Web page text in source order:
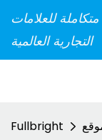
للعلامات
التجارية العالمية
Fullbright